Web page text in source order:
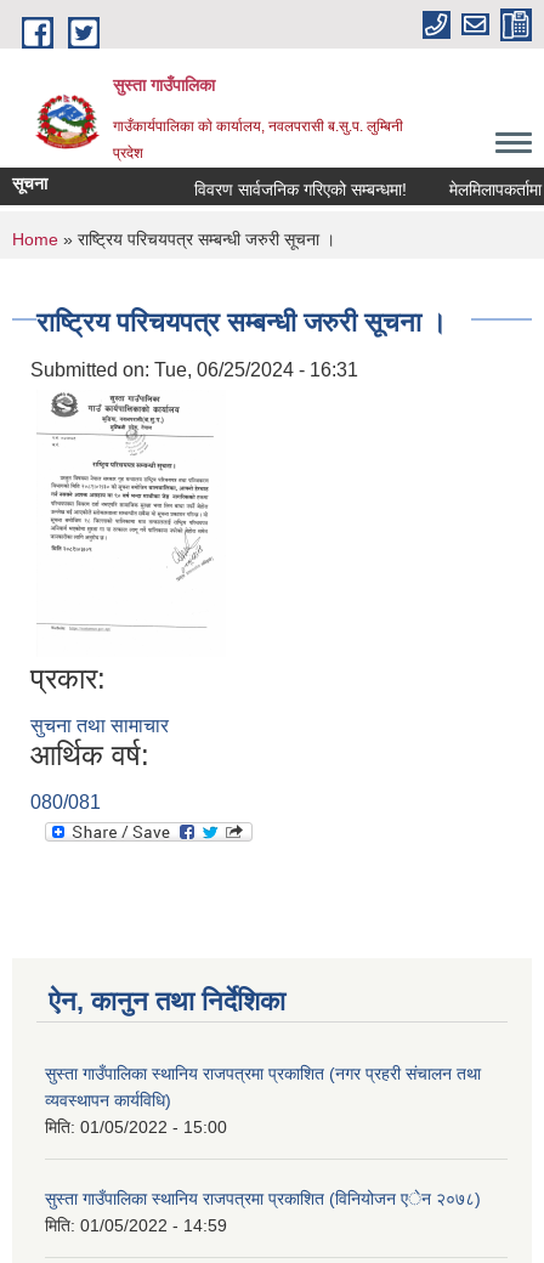
Skip to main content
सुस्ता गाउँपालिका
गाउँकार्यपालिका काे कार्यालय, नवलपरासी ब.सु.प. लुम्बिनी
प्रदेश
सूचना विवरण सार्वजनिक गरिएको सम्बन्धमा!
You are here
Home » राष्ट्रिय परिचयपत्र सम्बन्धी जरुरी सूचना ।
राष्ट्रिय परिचयपत्र सम्बन्धी जरुरी सूचना ।
Submitted on: Tue, 06/25/2024 - 16:31
प्रकार:
सुचना तथा सामाचार
आर्थिक वर्ष:
080/081
ऐन, कानुन तथा निर्देशिका
सुस्ता गाउँपालिका स्थानिय राजपत्रमा प्रकाशित (नगर प्रहरी संचालन तथा
व्यवस्थापन कार्यविधि)
मिति: 01/05/2022 - 15:00
सुस्ता गाउँपालिका स्थानिय राजपत्रमा प्रकाशित (विनियोजन एेन २०७८)
मिति: 01/05/2022 - 14:59